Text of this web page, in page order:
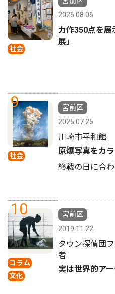
社会
2026.08.06
力作350点を
展」
9
社会
宮前区
2025.07.25
川崎市平和館
原爆写真をカ
終戦の日に合
10
コラム
文化
宮前区
2019.11.22
タウン探偵団
者
実は世界的ア